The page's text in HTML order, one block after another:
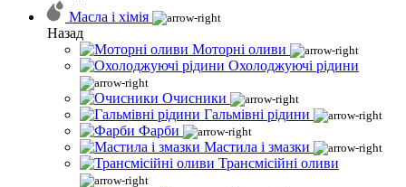
Масла і хімія
Назад
Моторні оливи
Охолоджуючі рідини
Очисники
Гальмівні рідини
Фарби
Мастила і змазки
Трансмісійні оливи